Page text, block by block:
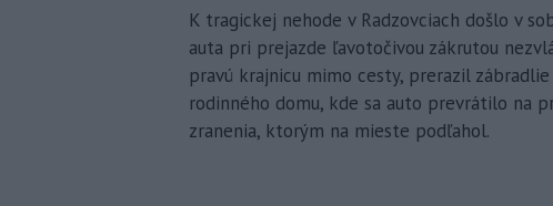
K tragickej nehode v Radzovciach došlo v
auta pri prejazde ľavotočivou zákrutou
pravú krajnicu mimo cesty, prerazil
rodinného domu, kde sa auto prevrátilo na
zranenia, ktorým na mieste podľahol.